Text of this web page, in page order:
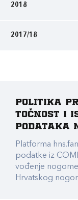
2018
2017/18
Politika
točnost i
podataka
Platforma
podatke iz
vođenje
Hrvatskog